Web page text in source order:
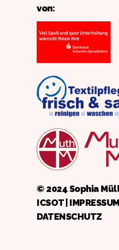
von:
© 2024 Sophia
ICSOT| IMPRESSUM
DATENSCHUTZ